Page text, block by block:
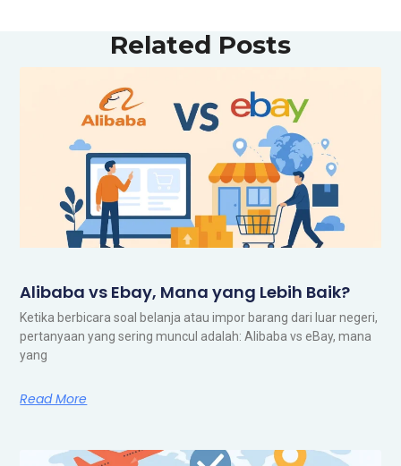
Related Posts
Alibaba vs Ebay, Mana yang Lebih Baik?
Ketika berbicara soal belanja atau impor barang dari luar negeri,
pertanyaan yang sering muncul adalah: Alibaba vs eBay, mana
yang
Read More